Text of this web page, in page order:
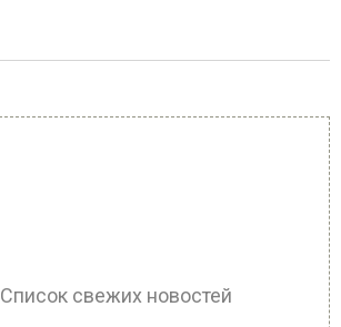
Список свежих новостей